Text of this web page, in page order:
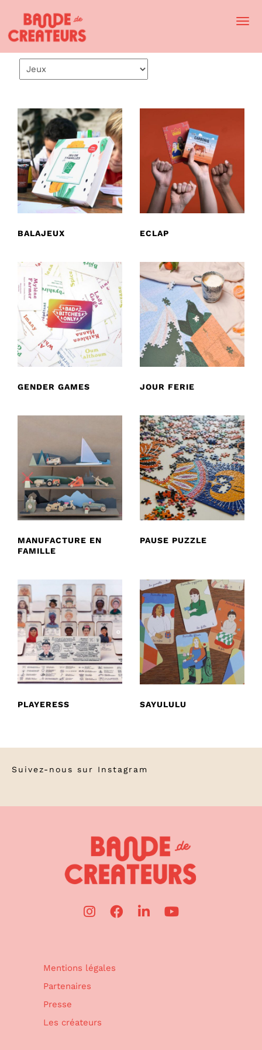
BALAJEUX ECLAP
GENDER GAMES JOUR FERIE
MANUFACTURE EN
FAMILLE
PAUSE PUZZLE
PLAYERESS SAYULULU
Suivez-nous sur Instagram
Mentions légales
Partenaires
Presse
Les créateurs